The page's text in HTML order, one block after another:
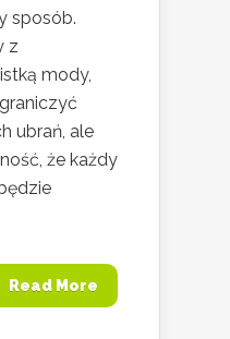
sposób.
z
mody,
ubrań, ale
że każdy
Read More